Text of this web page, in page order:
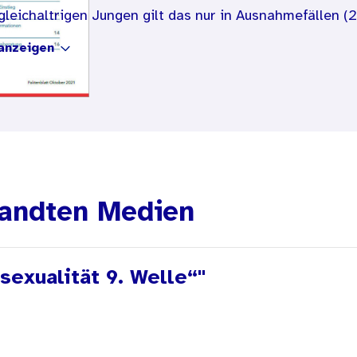
Jungen gilt das nur in Ausnahmefällen
und Bedeutung von ärztlichem Fachpersonal in der
für die Stichprobe der 14- bis 17-jährigen
Medien
9. Welle“"